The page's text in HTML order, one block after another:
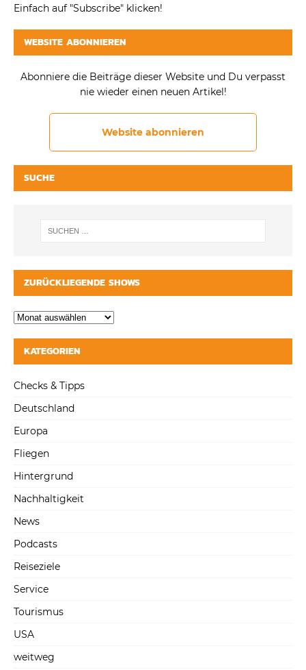
Einfach auf "Subscribe" klicken!
WEBSITE ABONNIEREN
Abonniere die Beiträge dieser Website und Du verpasst
nie wieder einen neuen Artikel!
Website abonnieren
SUCHE
ZURÜCKLIEGENDE SHOWS
KATEGORIEN
Checks & Tipps
Deutschland
Europa
Fliegen
Hintergrund
Nachhaltigkeit
News
Podcasts
Reiseziele
Service
Tourismus
USA
weitweg